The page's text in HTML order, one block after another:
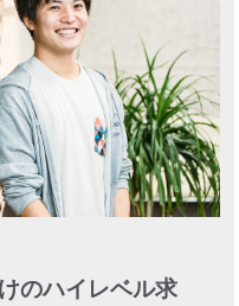
のハイレベル求